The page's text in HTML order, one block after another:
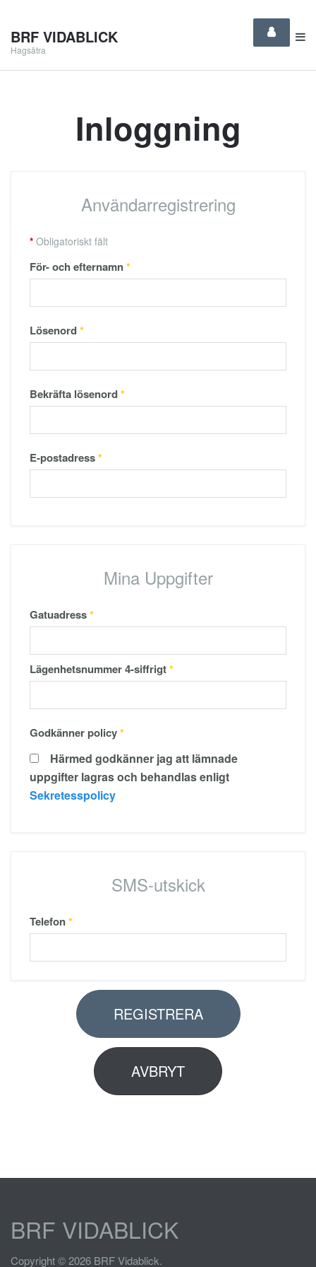
BRF VIDABLICK
Hagsätra
Inloggning
Användarregistrering
* Obligatoriskt fält
För- och efternamn*
Lösenord*
Bekräfta lösenord*
E-postadress*
Mina Uppgifter
Gatuadress*
Lägenhetsnummer 4-siffrigt*
Godkänner policy*
uppgifter lagras och behandlas enligt
Sekretesspolicy
SMS-utskick
Telefon*
REGISTRERA
AVBRYT
BRF VIDABLICK
Copyright © 2026 BRF Vidablick.